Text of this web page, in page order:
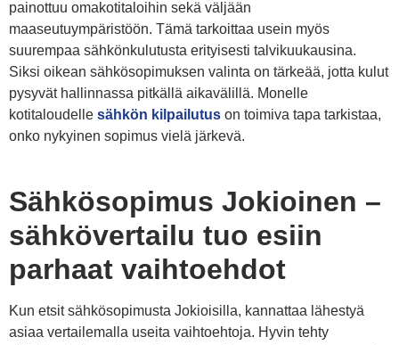
painottuu omakotitaloihin sekä väljään
maaseutuympäristöön. Tämä tarkoittaa usein myös
suurempaa sähkönkulutusta erityisesti talvikuukausina.
Siksi oikean sähkösopimuksen valinta on tärkeää, jotta kulut
pysyvät hallinnassa pitkällä aikavälillä. Monelle
kotitaloudelle sähkön kilpailutus on toimiva tapa tarkistaa,
onko nykyinen sopimus vielä järkevä.
Sähkösopimus Jokioinen –
sähkövertailu tuo esiin
parhaat vaihtoehdot
Kun etsit sähkösopimusta Jokioisilla, kannattaa lähestyä
asiaa vertailemalla useita vaihtoehtoja. Hyvin tehty